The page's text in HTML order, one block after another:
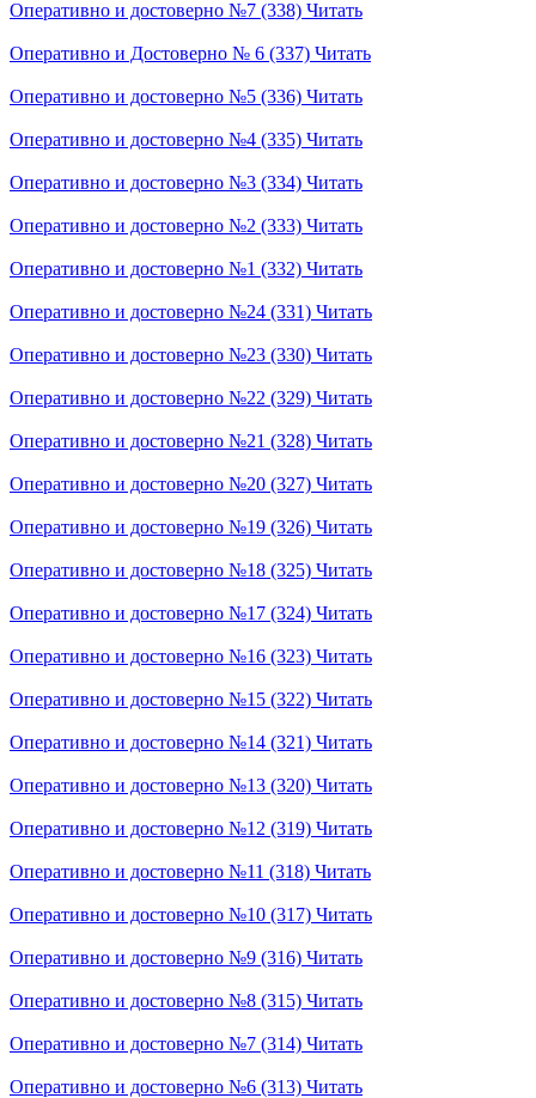
Оперативно и достоверно №7 (338) Читать
Оперативно и Достоверно № 6 (337) Читать
Оперативно и достоверно №5 (336) Читать
Оперативно и достоверно №4 (335) Читать
Оперативно и достоверно №3 (334) Читать
Оперативно и достоверно №2 (333) Читать
Оперативно и достоверно №1 (332) Читать
Оперативно и достоверно №24 (331) Читать
Оперативно и достоверно №23 (330) Читать
Оперативно и достоверно №22 (329) Читать
Оперативно и достоверно №21 (328) Читать
Оперативно и достоверно №20 (327) Читать
Оперативно и достоверно №19 (326) Читать
Оперативно и достоверно №18 (325) Читать
Оперативно и достоверно №17 (324) Читать
Оперативно и достоверно №16 (323) Читать
Оперативно и достоверно №15 (322) Читать
Оперативно и достоверно №14 (321) Читать
Оперативно и достоверно №13 (320) Читать
Оперативно и достоверно №12 (319) Читать
Оперативно и достоверно №11 (318) Читать
Оперативно и достоверно №10 (317) Читать
Оперативно и достоверно №9 (316) Читать
Оперативно и достоверно №8 (315) Читать
Оперативно и достоверно №7 (314) Читать
Оперативно и достоверно №6 (313) Читать